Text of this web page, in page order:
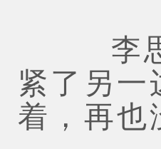
李思莹
紧了另
着，再也